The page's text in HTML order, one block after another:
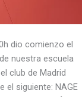
dio comienzo el
nuestra escuela
club de Madrid
el siguiente: NAGE